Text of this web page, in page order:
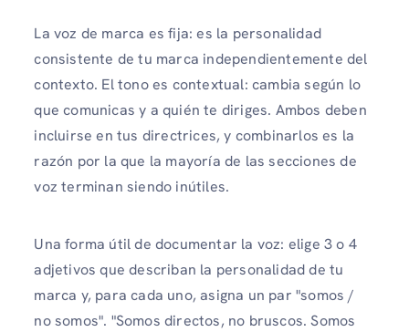
La voz de marca es fija: es la personalidad
consistente de tu marca independientemente del
contexto. El tono es contextual: cambia según lo
que comunicas y a quién te diriges. Ambos deben
incluirse en tus directrices, y combinarlos es la
razón por la que la mayoría de las secciones de
voz terminan siendo inútiles.
Una forma útil de documentar la voz: elige 3 o 4
adjetivos que describan la personalidad de tu
marca y, para cada uno, asigna un par "somos /
no somos". "Somos directos, no bruscos. Somos